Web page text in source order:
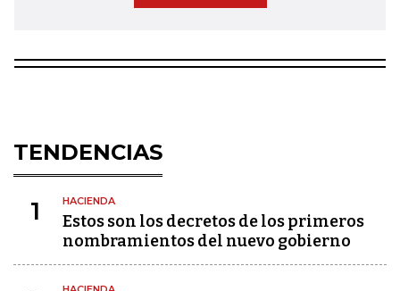
TENDENCIAS
1 HACIENDA
Estos son los decretos de los primeros
nombramientos del nuevo gobierno